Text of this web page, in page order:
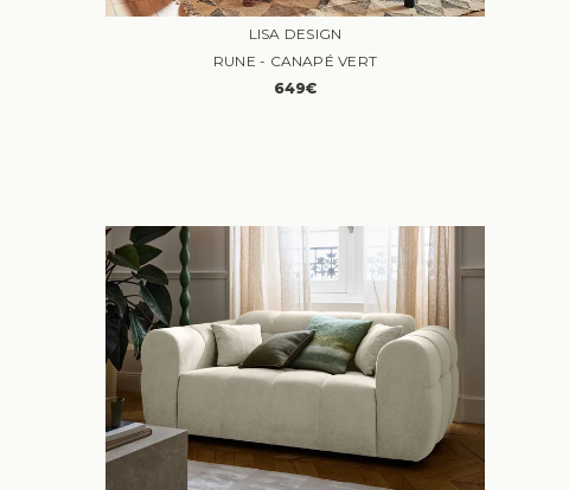
LISA DESIGN
RUNE - CANAPÉ VERT
649€